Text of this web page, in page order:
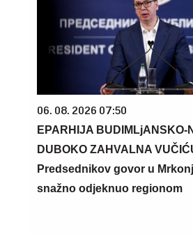
06. 08. 2026 07:50
EPARHIJA BUDIMLjANSKO-
DUBOKO ZAHVALNA
Predsednikov govor u
snažno odjeknuo regionom